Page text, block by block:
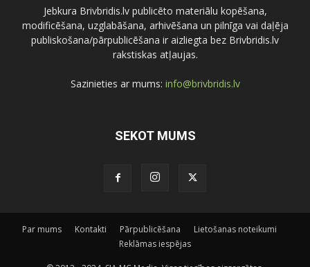
Jebkura Brivbridis.lv publicēto materiālu kopēšana,
modificēšana, uzglabāšana, arhivēšana un pilnīga vai daļēja
publiskošana/pārpublicēšana ir aizliegta bez Brivbridis.lv
rakstiskas atļaujas.
Sazinieties ar mums: info@brivbridis.lv
SEKOT MUMS
Par mums Kontakti Pārpublicēšana
Lietošanas noteikumi
Reklāmas iespējas